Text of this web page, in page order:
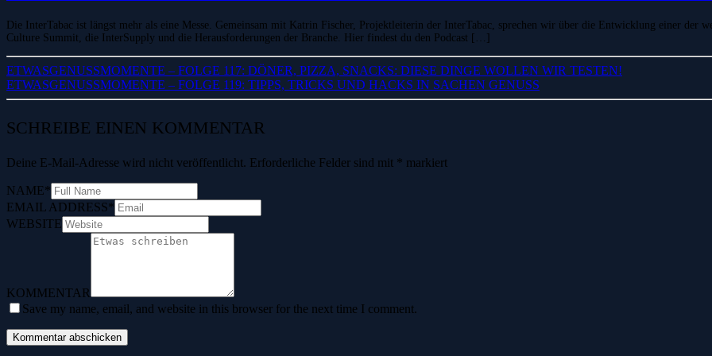
Die InterTabac ist längst mehr als eine Messe. Gemeinsam mit Katrin Fischer, Projektleiterin der InterTabac, sprechen wir über die Entwicklung einer der
Culture Summit, die InterSupply und die Herausforderungen der Branche. Hier findest du den Podcast […]
ETWASGENUSSMOMENTE – FOLGE 117: DÖNER, PIZZA, SNACKS: DIESE DINGE WOLLEN WIR TESTEN!
ETWASGENUSSMOMENTE – FOLGE 119: TIPPS, TRICKS UND HACKS IN SACHEN GENUSS
SCHREIBE EINEN KOMMENTAR
Deine E-Mail-Adresse wird nicht veröffentlicht. Erforderliche Felder sind mit * markiert
NAME*
EMAIL ADDRESS*
WEBSITE
KOMMENTAR
Save my name, email, and website in this browser for the next time I comment.